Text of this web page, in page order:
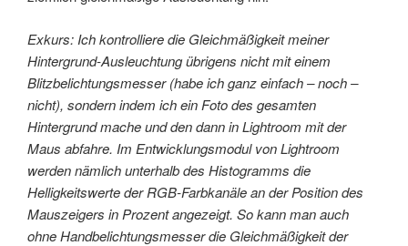
Exkurs: Ich kontrolliere die Gleichmäßigkeit meiner
Hintergrund-Ausleuchtung übrigens nicht mit einem
Blitzbelichtungsmesser (habe ich ganz einfach – noch –
nicht), sondern indem ich ein Foto des gesamten
Hintergrund mache und den dann in Lightroom mit der
Maus abfahre. Im Entwicklungsmodul von Lightroom
werden nämlich unterhalb des Histogramms die
Helligkeitswerte der RGB-Farbkanäle an der Position des
Mauszeigers in Prozent angezeigt. So kann man auch
ohne Handbelichtungsmesser die Gleichmäßigkeit der